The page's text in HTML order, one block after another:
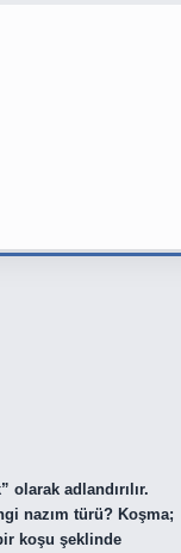
adlandırılır.
nazım türü? Koşma;
koşu şeklinde